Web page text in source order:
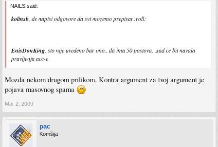
NAILS said:
kolinsb, de napisi odgovore da svi mozemo prepisat :roll:
EnisDonKing, sto nije uvedeno bar ono.. da ima 50 postova. .sad ce bit navala
pravljenja acc-e
Mozda nekom drugom prilikom. Kontra argument za tvoj argument je
pojava masovnog spama
Mar 2, 2009
pac
Komšija